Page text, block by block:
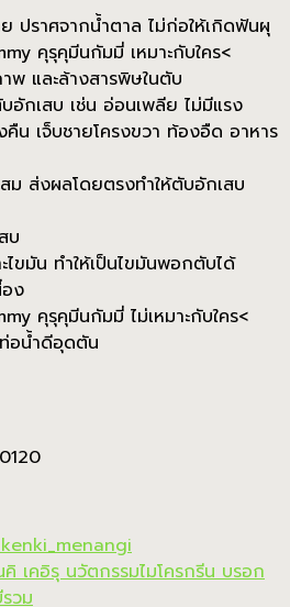
ปราศจากน้ำตาล ไม่ก่อให้เกิดฟันผุ
คุรุคุมีนกัมมี่ เหมาะกับใคร<
พ และล้างสารพิษในตับ
อักเสบ เช่น อ่อนเพลีย ไม่มีแรง
น เจ็บชายโครงขวา ท้องอืด อาหาร
ม ส่งผลโดยตรงทำให้ตับอักเสบ
บ
ไขมัน ทำให้เป็นไขมันพอกตับได้
ง
คุรุคุมีนกัมมี่ ไม่เหมาะกับใคร<
อน้ำดีอุดตัน